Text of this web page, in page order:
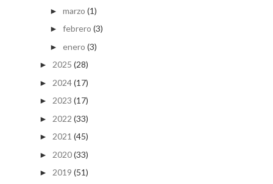
► marzo (1)
► febrero (3)
► enero (3)
► 2025 (28)
► 2024(17)
► 2023 (17)
► 2022 (33)
► 2021 (45)
► 2020(33)
► 2019 (51)